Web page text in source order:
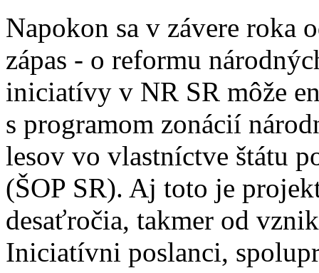
Napokon sa v závere roka
zápas - o reformu
iniciatívy v NR SR môže
s programom zonácií
lesov vo vlastníctve štátu
(ŠOP SR). Aj toto je
desaťročia, takmer od
Iniciatívni poslanci,